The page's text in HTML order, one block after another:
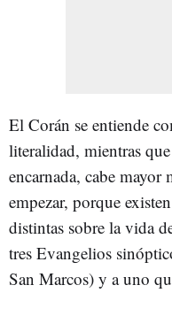
El Corán se entiende
literalidad, mientras
encarnada, cabe mayor
empezar, porque
distintas sobre la vida
tres Evangelios
San Marcos) y a uno